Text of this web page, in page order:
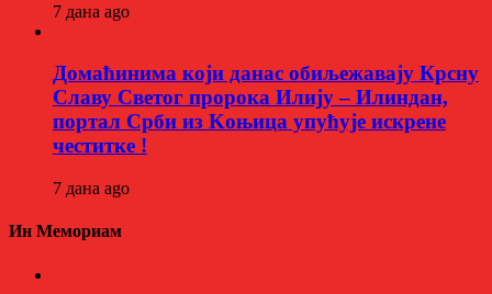
7 дана ago
Домаћинима који данас обиљежавају Крсну
Славу Светог пророка Илију – Илиндан,
портал Срби из Kоњица упућује искрене
честитке !
7 дана ago
Ин Мемориам